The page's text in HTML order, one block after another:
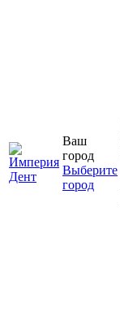
Ваш
город
Выберите
город